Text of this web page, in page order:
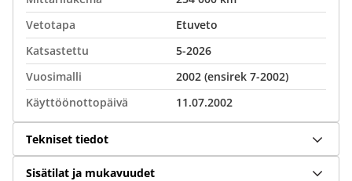
Vetotapa
Etuveto
Katsastettu
5-2026
Vuosimalli
2002 (ensirek 7-2002)
Käyttöönottopäivä
11.07.2002
Tekniset tiedot
Sisätilat ja mukavuudet